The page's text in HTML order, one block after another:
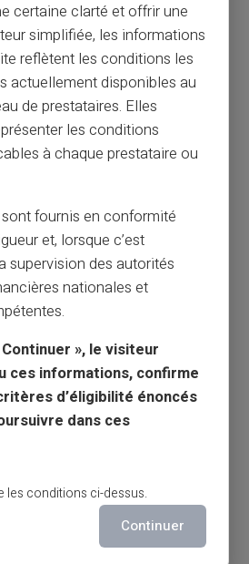
Carte prépayée
du paiement mobile avec
dans les habitudes quotidiennes,
é...
certaine clarté et offrir une
simplifiée, les informations
reflètent les conditions les
actuellement disponibles au
de prestataires. Elles
les conditions
à chaque prestataire ou
fournis en conformité
et, lorsque c’est
supervision des autorités
nationales et
», le visiteur
ces informations, confirme
d’éligibilité énoncés
dans ces
les conditions ci-dessus.
Continuer